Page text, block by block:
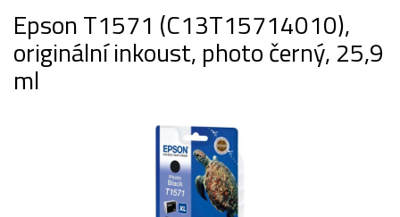
Epson T1571 (C13T15714010),
originální inkoust, photo černý, 25,9
ml